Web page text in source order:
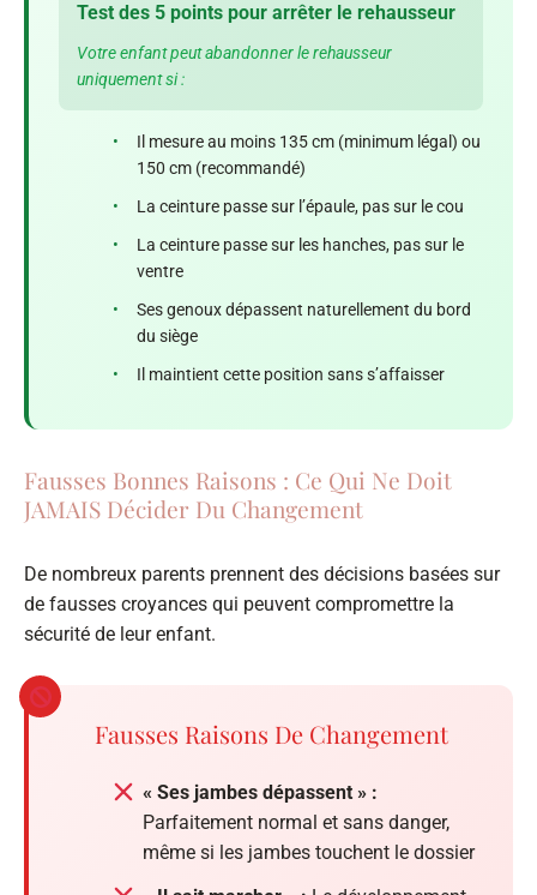
Test des 5 points pour arrêter le rehausseur
Votre enfant peut abandonner le rehausseur
uniquement si :
•
Il mesure au moins 135 cm (minimum légal) ou
150 cm (recommandé)
•
La ceinture passe sur l’épaule, pas sur le cou
•
La ceinture passe sur les hanches, pas sur le
ventre
•
Ses genoux dépassent naturellement du bord
du siège
•
Il maintient cette position sans s’affaisser
Fausses Bonnes Raisons : Ce Qui Ne Doit
JAMAIS Décider Du Changement
De nombreux parents prennent des décisions basées sur
de fausses croyances qui peuvent compromettre la
sécurité de leur enfant.
Fausses Raisons De Changement
« Ses jambes dépassent » :
Parfaitement normal et sans danger,
même si les jambes touchent le dossier